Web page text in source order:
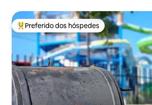
Entre os melhores preferidos dos
Preferido dos hóspedes